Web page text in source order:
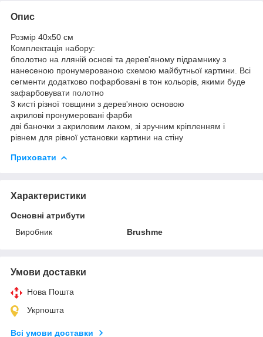
Опис
Розмір 40x50 см
Комплектація набору:
бполотно на лляній основі та дерев'яному підрамнику з
нанесеною пронумерованою схемою майбутньої картини. Всі
сегменти додатково пофарбовані в тон кольорів, якими буде
зафарбовувати полотно
3 кисті різної товщини з дерев'яною основою
акрилові пронумеровані фарби
дві баночки з акриловим лаком, зі зручним кріпленням і
рівнем для рівної установки картини на стіну
Приховати
Характеристики
Основні атрибути
Виробник
Brushme
Умови доставки
Нова Пошта
Укрпошта
Всі умови доставки